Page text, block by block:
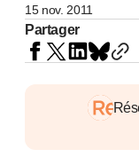
15 nov. 2011
Partager